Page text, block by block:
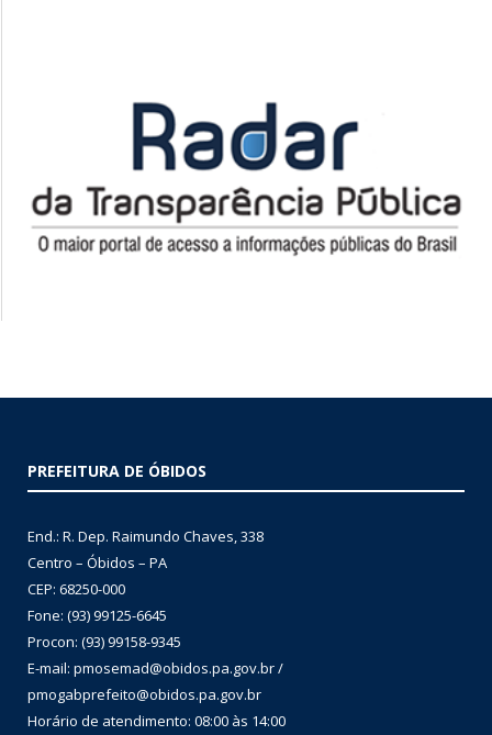
PREFEITURA DE ÓBIDOS
End.: R. Dep. Raimundo Chaves, 338
Centro – Óbidos – PA
CEP: 68250-000
Fone: (93) 99125-6645
Procon: (93) 99158-9345
E-mail: pmosemad@obidos.pa.gov.br /
pmogabprefeito@obidos.pa.gov.br
Horário de atendimento: 08:00 às 14:00